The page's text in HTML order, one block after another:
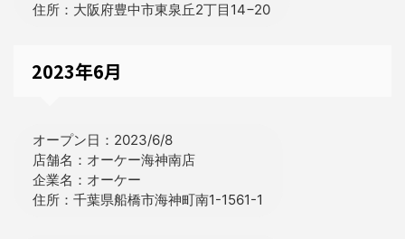
住所：大阪府豊中市東泉丘2丁目14−20
2023年6月
オープン日：2023/6/8
店舗名：オーケー海神南店
企業名：オーケー
住所：千葉県船橋市海神町南1-1561-1